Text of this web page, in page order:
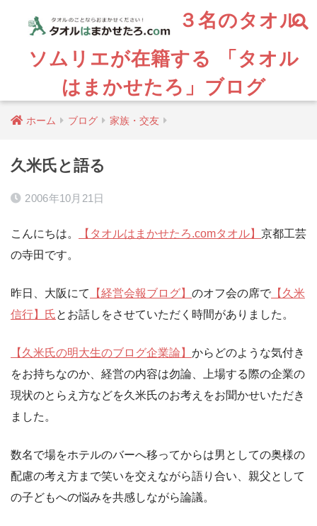
３名のタオル
ソムリエが在籍する 「タオル
はまかせたろ」ブログ
ホーム ブログ 家族・交友
久米氏と語る
2006年10月21日
こんにちは。 【タオルはまかせたろ.comタオル】 京都工芸
の寺田です。
昨日、大阪にて 【経営会報ブログ】 のオフ会の席で 【久米
信行】氏とお話しをさせていただく時間がありました。
【久米氏の明大生のブログ企業論】 からどのような気付き
をお持ちなのか、経営の内容は勿論、上場する際の企業の
現状のとらえ方などを久米氏のお考えをお聞かせいただき
ました。
数名で場をホテルのバーへ移ってからは男としての奥様の
配慮の考え方まで笑いを交えながら語り合い、親父として
の子どもへの悩みを共感しながら論議。